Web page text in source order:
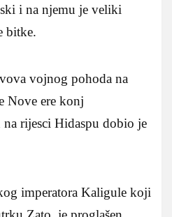
i na njemu je veliki
bitke.
vojnog pohoda na
Nove ere konj
rijesci Hidaspu dobio je
imperatora Kaligule koji